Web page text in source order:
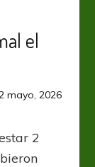
el
mayo, 2026
no
2